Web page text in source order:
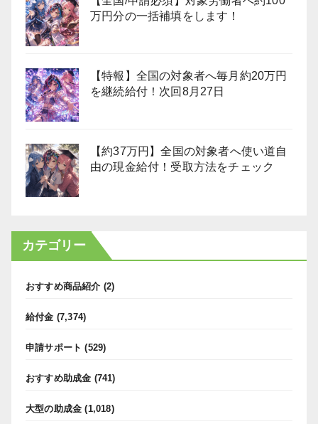
万円分の一括補填をします！
【特報】全国の対象者へ毎月約20万円
を継続給付！次回8月27日
【約37万円】全国の対象者へ使い道自
由の現金給付！受取方法をチェック
カテゴリー
おすすめ商品紹介 (2)
給付金 (7,374)
申請サポート (529)
おすすめ助成金 (741)
大型の助成金 (1,018)